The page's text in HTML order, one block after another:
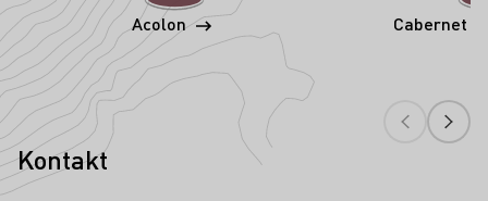
Acolon Cabernet
Kontakt